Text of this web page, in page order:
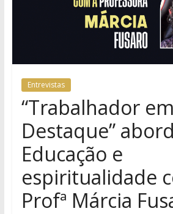
Entrevistas
“Trabalhador em
Destaque”
Educação e
espiritualidade
Profª Márcia